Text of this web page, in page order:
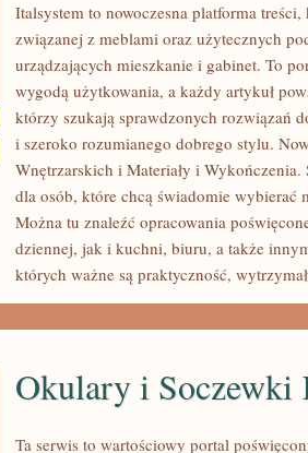
MEBLE
MULTIFUNKCYJNE
Italsystem to nowoczesna platforma
związanej z meblami oraz użytecznych
urządzających mieszkanie i gabinet. To
wygodą użytkowania, a każdy artykuł
którzy szukają sprawdzonych rozwiązań
i szeroko rozumianego dobrego stylu.
Wnętrzarskich i Materiały i Wykończenia.
dla osób, które chcą świadomie wybierać
Można tu znaleźć opracowania
dziennej, jak i kuchni, biuru, a także
których ważne są praktyczność,
Okulary i Soczewki
Ta serwis to wartościowy portal